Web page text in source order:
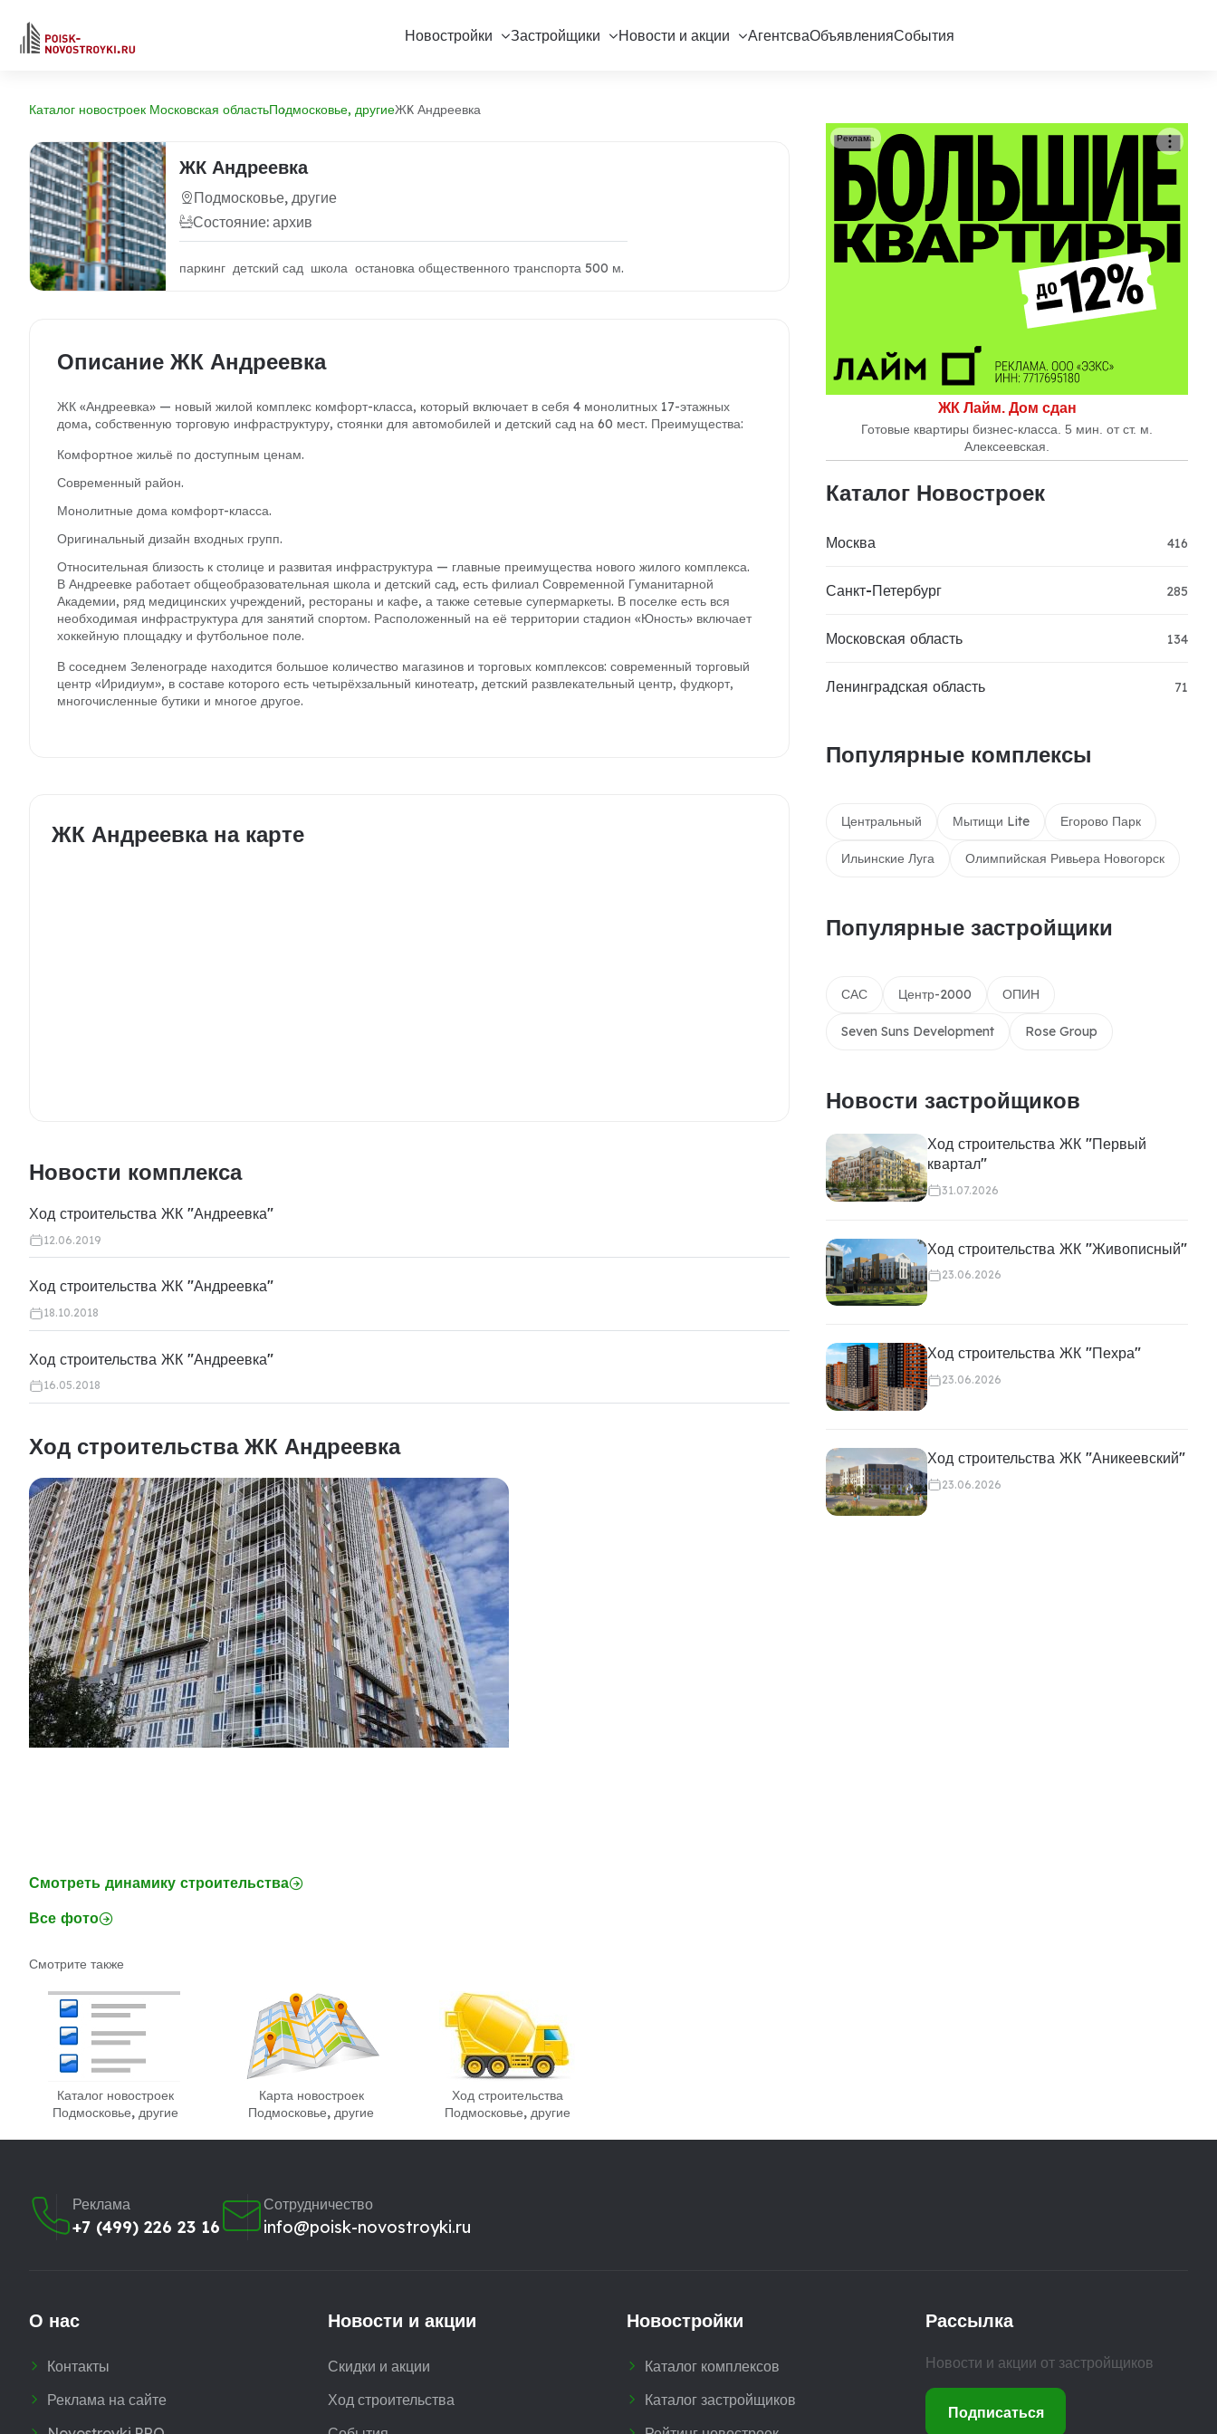
Новостройки Застройщики Новости и акции АгентсваОбъявленияСобытия
Каталог новостроек Московская областьПодмосковье, другиеЖК Андреевка
ЖК Андреевка
Подмосковье, другие
Состояние: архив
паркинг детский сад школа остановка общественного транспорта 500 м.
Описание ЖК Андреевка
ЖК «Андреевка» — новый жилой комплекс комфорт-класса, который включает в себя 4 монолитных 17-этажных
дома, собственную торговую инфраструктуру, стоянки для автомобилей и детский сад на 60 мест. Преимущества:
Комфортное жильё по доступным ценам.
Современный район.
Монолитные дома комфорт-класса.
Оригинальный дизайн входных групп.
Относительная близость к столице и развитая инфраструктура — главные преимущества нового жилого комплекса.
В Андреевке работает общеобразовательная школа и детский сад, есть филиал Современной Гуманитарной
Академии, ряд медицинских учреждений, рестораны и кафе, а также сетевые супермаркеты. В поселке есть вся
необходимая инфраструктура для занятий спортом. Расположенный на её территории стадион «Юность» включает
хоккейную площадку и футбольное поле.
В соседнем Зеленограде находится большое количество магазинов и торговых комплексов: современный торговый
центр «Иридиум», в составе которого есть четырёхзальный кинотеатр, детский развлекательный центр, фудкорт,
многочисленные бутики и многое другое.
ЖК Андреевка на карте
Новости комплекса
Ход строительства ЖК "Андреевка"
12.06.2019
Ход строительства ЖК "Андреевка"
18.10.2018
Ход строительства ЖК "Андреевка"
16.05.2018
Ход строительства ЖК Андреевка
Смотреть динамику строительства
Все фото
Смотрите также
Каталог новостроек
Подмосковье, другие
Карта новостроек
Подмосковье, другие
Ход строительства
Подмосковье, другие
ЖК Лайм. Дом сдан
Готовые квартиры бизнес-класса. 5 мин. от ст. м.
Алексеевская.
Реклама
Каталог Новостроек
Москва 416
Санкт-Петербург 285
Московская область 134
Ленинградская область 71
Популярные комплексы
Центральный Мытищи Lite Егорово Парк
Ильинские Луга Олимпийская Ривьера Новогорск
Популярные застройщики
САС Центр-2000 ОПИН
Seven Suns Development Rose Group
Новости застройщиков
Ход строительства ЖК "Первый
квартал"
31.07.2026
Ход строительства ЖК "Живописный"
23.06.2026
Ход строительства ЖК "Пехра"
23.06.2026
Ход строительства ЖК "Аникеевский"
23.06.2026
Реклама
+7 (499) 226 23 16
Сотрудничество
info@poisk-novostroyki.ru
О нас
Контакты
Реклама на сайте
Новости и акции
Скидки и акции
Ход строительства
Новостройки
Каталог комплексов
Каталог застройщиков
Рассылка
Новости и акции от застройщиков
Подписаться